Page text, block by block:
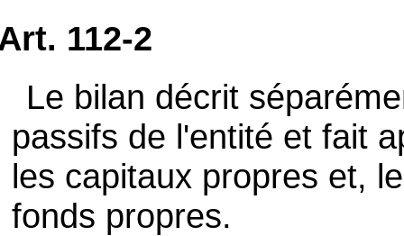
112-2
Le bilan décrit
passifs de l'entité et fait
les capitaux propres et,
fonds propres.